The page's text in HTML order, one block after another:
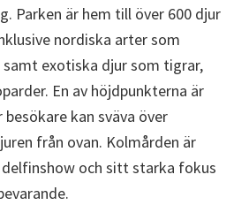
Parken är hem till över 600 djur
nordiska arter som
samt exotiska djur som tigrar,
En av höjdpunkterna är
besökare kan sväva över
från ovan. Kolmården är
och sitt starka fokus